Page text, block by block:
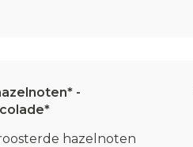
-
hazelnoten